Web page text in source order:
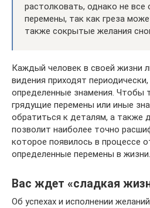
растолковать, однако не все
перемены, так как греза
также сокрытые желания
Каждый человек в своей жизни
видения приходят
определенные знамения. Чтобы
грядущие перемены или иные
обратиться к деталям, а также
позволит наиболее точно
которое появилось в процессе
определенные перемены в жизни.
Вас ждет «сладкая
Об успехах и исполнении